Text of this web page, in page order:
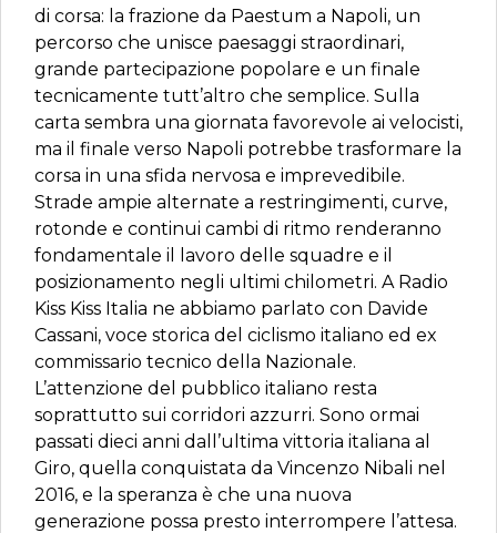
di corsa: la frazione da Paestum a Napoli, un
percorso che unisce paesaggi straordinari,
grande partecipazione popolare e un finale
tecnicamente tutt’altro che semplice. Sulla
carta sembra una giornata favorevole ai velocisti,
ma il finale verso Napoli potrebbe trasformare la
corsa in una sfida nervosa e imprevedibile.
Strade ampie alternate a restringimenti, curve,
rotonde e continui cambi di ritmo renderanno
fondamentale il lavoro delle squadre e il
posizionamento negli ultimi chilometri. A Radio
Kiss Kiss Italia ne abbiamo parlato con Davide
Cassani, voce storica del ciclismo italiano ed ex
commissario tecnico della Nazionale.
L’attenzione del pubblico italiano resta
soprattutto sui corridori azzurri. Sono ormai
passati dieci anni dall’ultima vittoria italiana al
Giro, quella conquistata da Vincenzo Nibali nel
2016, e la speranza è che una nuova
generazione possa presto interrompere l’attesa.